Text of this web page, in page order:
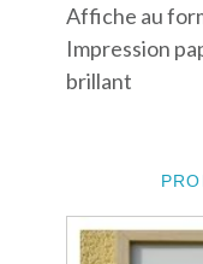
Affiche au
Impression
brillant